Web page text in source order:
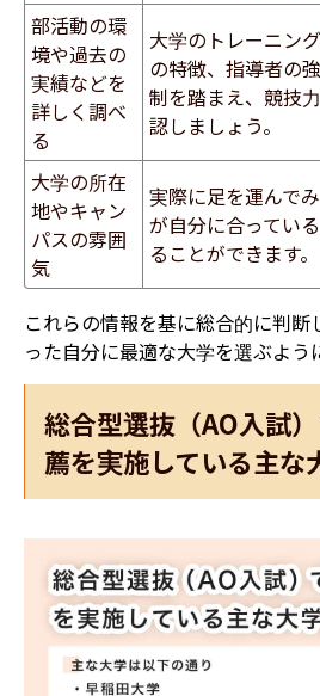
部活動の環
境や過去の
実績などを
詳しく調べ
る
大学のトレーニン
の特徴、指導者の
制を踏まえ、競技
認しましょう。
大学の所在
地やキャン
パスの雰囲
気
実際に足を運んで
が自分に合ってい
ることができます。
これらの情報を基に総合的に判
った自分に最適な大学を選ぶよう
総合型選抜（AO入試
薦を実施している主な